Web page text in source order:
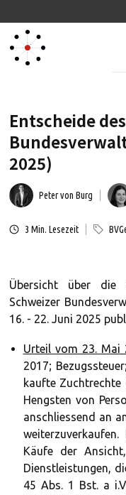
Entscheide
2025)
Peter von Burg
3 Min. Lesezeit
Übersicht über die
Schweizer
16. - 22. Juni 2025
Urteil vom 23. Mai
2017;
kaufte Zuchtrechte
Hengsten von
anschliessend an
Käufe der
Dienstleistungen,
45 Abs. 1 Bst. a